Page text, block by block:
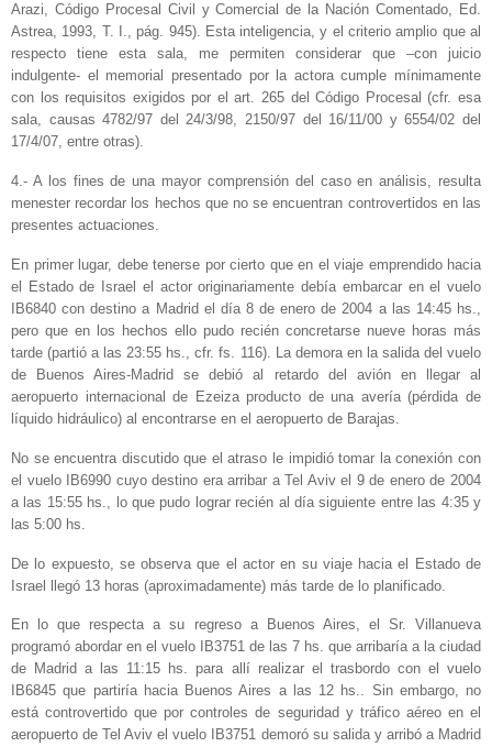
Arazi, Código Procesal Civil y Comercial de la Nación Comentado, Ed.
Astrea, 1993, T. I., pág. 945). Esta inteligencia, y el criterio amplio que al
respecto tiene esta sala, me permiten considerar que –con juicio
indulgente- el memorial presentado por la actora cumple mínimamente
con los requisitos exigidos por el art. 265 del Código Procesal (cfr. esa
sala, causas 4782/97 del 24/3/98, 2150/97 del 16/11/00 y 6554/02 del
17/4/07, entre otras).
4.- A los fines de una mayor comprensión del caso en análisis, resulta
menester recordar los hechos que no se encuentran controvertidos en las
presentes actuaciones.
En primer lugar, debe tenerse por cierto que en el viaje emprendido hacia
el Estado de Israel el actor originariamente debía embarcar en el vuelo
IB6840 con destino a Madrid el día 8 de enero de 2004 a las 14:45 hs.,
pero que en los hechos ello pudo recién concretarse nueve horas más
tarde (partió a las 23:55 hs., cfr. fs. 116). La demora en la salida del vuelo
de Buenos Aires-Madrid se debió al retardo del avión en llegar al
aeropuerto internacional de Ezeiza producto de una avería (pérdida de
líquido hidráulico) al encontrarse en el aeropuerto de Barajas.
No se encuentra discutido que el atraso le impidió tomar la conexión con
el vuelo IB6990 cuyo destino era arribar a Tel Aviv el 9 de enero de 2004
a las 15:55 hs., lo que pudo lograr recién al día siguiente entre las 4:35 y
las 5:00 hs.
De lo expuesto, se observa que el actor en su viaje hacia el Estado de
Israel llegó 13 horas (aproximadamente) más tarde de lo planificado.
En lo que respecta a su regreso a Buenos Aires, el Sr. Villanueva
programó abordar en el vuelo IB3751 de las 7 hs. que arribaría a la ciudad
de Madrid a las 11:15 hs. para allí realizar el trasbordo con el vuelo
IB6845 que partiría hacia Buenos Aires a las 12 hs.. Sin embargo, no
está controvertido que por controles de seguridad y tráfico aéreo en el
aeropuerto de Tel Aviv el vuelo IB3751 demoró su salida y arribó a Madrid